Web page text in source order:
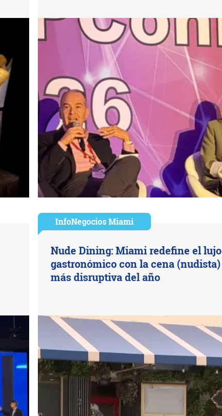
InfoNegocios Miami
Nude Dining: Miami redefine el lujo
gastronómico con la cena (nudista)
más disruptiva del año